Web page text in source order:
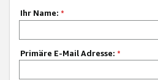
Ihr Name: *
Primäre E-Mail Adresse: *